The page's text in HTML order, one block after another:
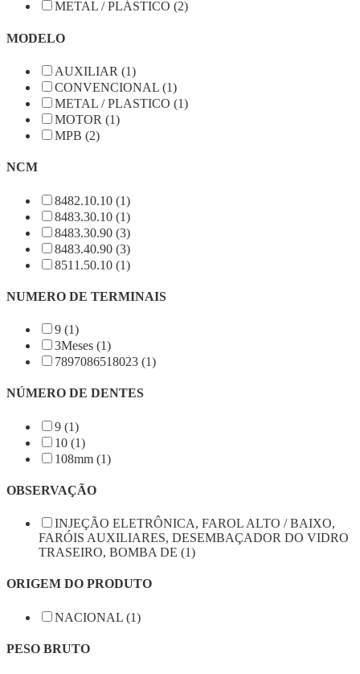
METAL / PLÁSTICO (2)
MODELO
AUXILIAR (1)
CONVENCIONAL (1)
METAL / PLASTICO (1)
MOTOR (1)
MPB (2)
NCM
8482.10.10 (1)
8483.30.10 (1)
8483.30.90 (3)
8483.40.90 (3)
8511.50.10 (1)
NUMERO DE TERMINAIS
9 (1)
3Meses (1)
7897086518023 (1)
NÚMERO DE DENTES
9 (1)
10 (1)
108mm (1)
OBSERVAÇÃO
INJEÇÃO ELETRÔNICA, FAROL ALTO / BAIXO,
FARÓIS AUXILIARES, DESEMBAÇADOR DO VIDRO
TRASEIRO, BOMBA DE (1)
ORIGEM DO PRODUTO
NACIONAL (1)
PESO BRUTO